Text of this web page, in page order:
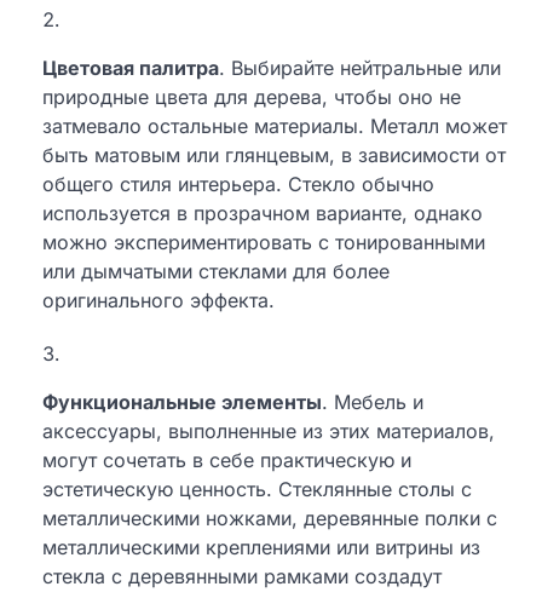
Цветовая палитра. Выбирайте нейтральные или
природные цвета для дерева, чтобы оно не
затмевало остальные материалы. Металл может
быть матовым или глянцевым, в зависимости от
общего стиля интерьера. Стекло обычно
используется в прозрачном варианте, однако
можно экспериментировать с тонированными
или дымчатыми стеклами для более
оригинального эффекта.
Функциональные элементы. Мебель и
аксессуары, выполненные из этих материалов,
могут сочетать в себе практическую и
эстетическую ценность. Стеклянные столы с
металлическими ножками, деревянные полки с
металлическими креплениями или витрины из
стекла с деревянными рамками создадут